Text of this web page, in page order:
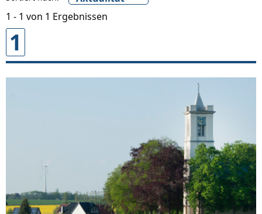
1 - 1 von 1 Ergebnissen
1